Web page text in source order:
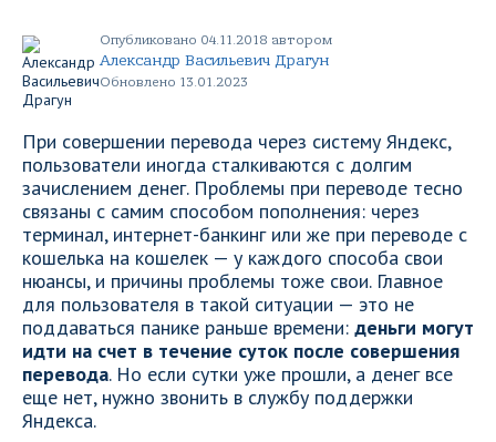
Опубликовано 04.11.2018 автором
Александр Васильевич Драгун
Обновлено 13.01.2023
При совершении перевода через систему Яндекс,
пользователи иногда сталкиваются с долгим
зачислением денег. Проблемы при переводе тесно
связаны с самим способом пополнения: через
терминал, интернет-банкинг или же при переводе с
кошелька на кошелек — у каждого способа свои
нюансы, и причины проблемы тоже свои. Главное
для пользователя в такой ситуации — это не
поддаваться панике раньше времени: деньги могут
идти на счет в течение суток после совершения
перевода. Но если сутки уже прошли, а денег все
еще нет, нужно звонить в службу поддержки
Яндекса.